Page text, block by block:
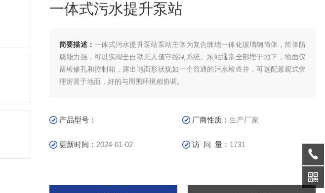
一体式污水提升泵站
简要描述：一体式污水提升泵站泵站主体为复合缠绕一体化玻璃钢筒体，筒体防
腐能力强，可以实现全自动无人值守控制系统。泵站通常全部埋于地下，地面仅
留检修孔和控制箱，露出地面形状犹如一个普通的污水检查井，可选配景观式管
理房置于地面，好的与周围环境相协调。
产品型号： 厂商性质：生产厂家
更新时间： 2024-01-02 访 问 量： 1731